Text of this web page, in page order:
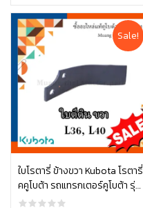
was:
฿5.00.
is:
฿5.00.
Sale!
ใบโรตารี่ ข้างขวา Kubota โรตารี่
คคูโบต้า รถแทรกเตอร์คูโบต้า รุ่น
L3608, L4018 W9516-54173
หยิบใส่ตะกร้า